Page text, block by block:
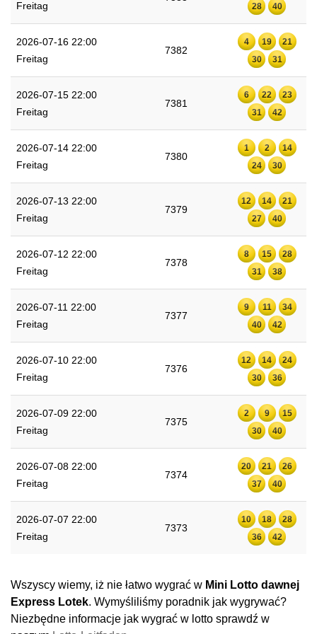
Freitag 28 40
2026-07-16 22:00
Freitag
7382
4 19
21
30
31
2026-07-15 22:00
Freitag
7381
6 22
23
31
42
2026-07-14 22:00
Freitag
7380
1 2
14
24
30
2026-07-13 22:00
Freitag
7379
12 14
21
27
40
2026-07-12 22:00
Freitag
7378
8 15
28
31
38
2026-07-11 22:00
Freitag
7377
9 11
34
40
42
2026-07-10 22:00
Freitag
7376
12 14
24
30
36
2026-07-09 22:00
Freitag
7375
2 9
15
30
40
2026-07-08 22:00
Freitag
7374
20 21
26
37
40
2026-07-07 22:00
Freitag
7373
10 18
28
36
42
Wszyscy wiemy, iż nie łatwo wygrać w Mini Lotto dawnej
Express Lotek. Wymyśliliśmy poradnik jak wygrywać?
Niezbędne informacje jak wygrać w lotto sprawdź w